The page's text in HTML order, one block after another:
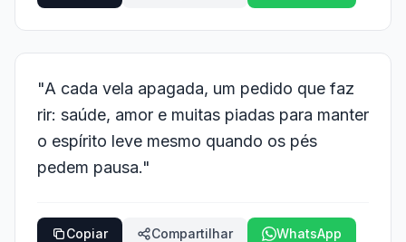
"A cada vela apagada, um pedido que faz
rir: saúde, amor e muitas piadas para manter
o espírito leve mesmo quando os pés
pedem pausa."
Copiar Compartilhar WhatsApp